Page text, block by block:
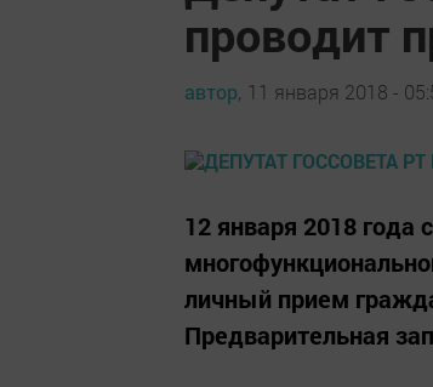
проводит
автор, 11 января 2018 -
12 января 2018 года
личный прием
Предварительная